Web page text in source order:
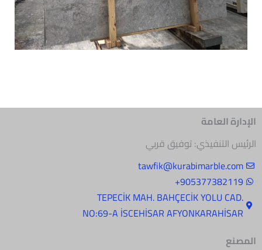
الإدارة العامة
الرئيس التنفيذي: توفيق قربي
tawfik@kurabimarble.com
905377382119+
.TEPECİK MAH. BAHÇECİK YOLU CAD
NO:69-A İSCEHİSAR AFYONKARAHİSAR
المصنع